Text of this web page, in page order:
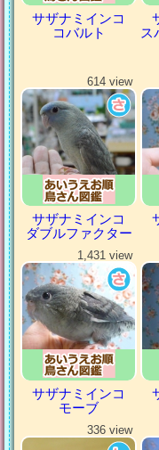
サザナミインコ
コバルト
614 view
サザナミインコ
ダブルファクター
1,431 view
サザナミインコ
モーブ
336 view